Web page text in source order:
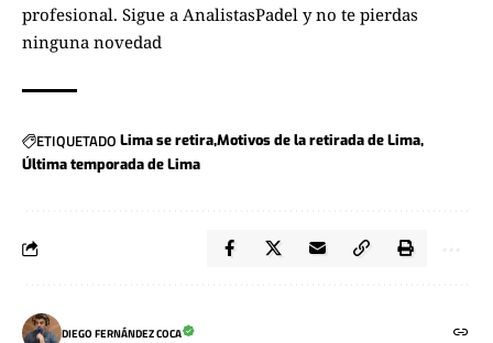
profesional. Sigue a AnalistasPadel y no te pierdas
ninguna novedad
ETIQUETADO Lima se retiraMotivos de la retirada de Lima
Última temporada de Lima
DIEGO FERNÁNDEZ COCA